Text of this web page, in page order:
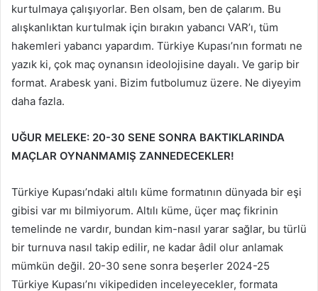
kurtulmaya çalışıyorlar. Ben olsam, ben de çalarım. Bu
alışkanlıktan kurtulmak için bırakın yabancı VAR’ı, tüm
hakemleri yabancı yapardım. Türkiye Kupası’nın formatı ne
yazık ki, çok maç oynansın ideolojisine dayalı. Ve garip bir
format. Arabesk yani. Bizim futbolumuz üzere. Ne diyeyim
daha fazla.
UĞUR MELEKE: 20-30 SENE SONRA BAKTIKLARINDA
MAÇLAR OYNANMAMIŞ ZANNEDECEKLER!
Türkiye Kupası’ndaki altılı küme formatının dünyada bir eşi
gibisi var mı bilmiyorum. Altılı küme, üçer maç fikrinin
temelinde ne vardır, bundan kim-nasıl yarar sağlar, bu türlü
bir turnuva nasıl takip edilir, ne kadar âdil olur anlamak
mümkün değil. 20-30 sene sonra beşerler 2024-25
Türkiye Kupası’nı vikipediden inceleyecekler, formata